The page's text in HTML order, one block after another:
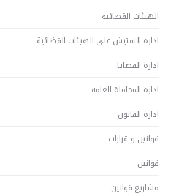
الهيئات القضائية
ادارة التفتيش على الهيئات القضائية
ادارة القضايا
ادارة المحاماة العامة
ادارة القانون
قوانين و قرارات
قوانين
مشاريع قوانين